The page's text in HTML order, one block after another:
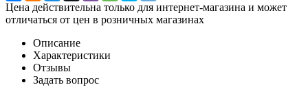
Цена действительна только для интернет-магазина и может
отличаться от цен в розничных магазинах
Описание
Характеристики
Отзывы
Задать вопрос